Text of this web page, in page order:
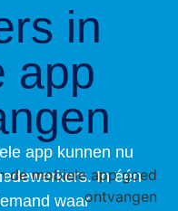
in
app
app kunnen nu
In één
waar